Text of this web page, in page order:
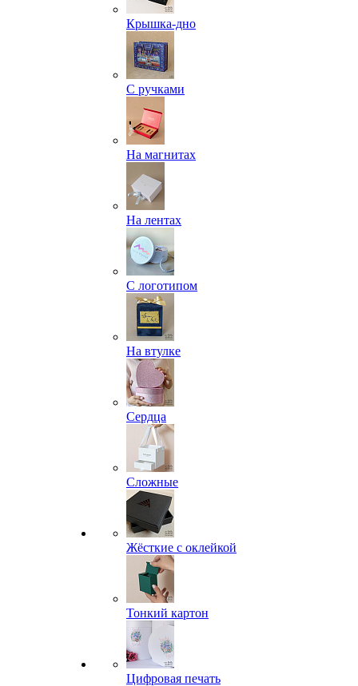
Крышка-дно
С ручками
На магнитах
На лентах
С логотипом
На втулке
Сердца
Сложные
Жёсткие с оклейкой
Тонкий картон
Цифровая печать